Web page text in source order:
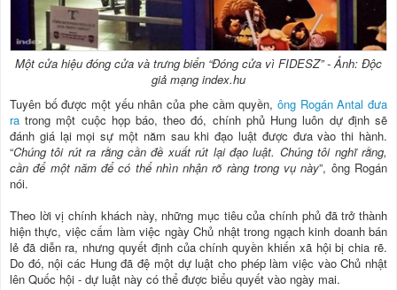
Một cửa hiệu đóng cửa và trưng biển “Đóng cửa vì FIDESZ” - Ảnh: Độc
giả mạng index.hu
Tuyên bố được một yếu nhân của phe cầm quyền, ông Rogán Antal đưa
ra trong một cuộc họp báo, theo đó, chính phủ Hung luôn dự định sẽ
đánh giá lại mọi sự một năm sau khi đạo luật được đưa vào thi hành.
“Chúng tôi rút ra rằng cần đề xuất rút lại đạo luật. Chúng tôi nghĩ rằng,
cần để một năm để có thể nhìn nhận rõ ràng trong vụ này”, ông Rogán
nói.
Theo lời vị chính khách này, những mục tiêu của chính phủ đã trở thành
hiện thực, việc cấm làm việc ngày Chủ nhật trong ngạch kinh doanh bán
lẻ đã diễn ra, nhưng quyết định của chính quyền khiến xã hội bị chia rẽ.
Do đó, nội các Hung đã đệ một dự luật cho phép làm việc vào Chủ nhật
lên Quốc hội - dự luật này có thể được biểu quyết vào ngày mai.